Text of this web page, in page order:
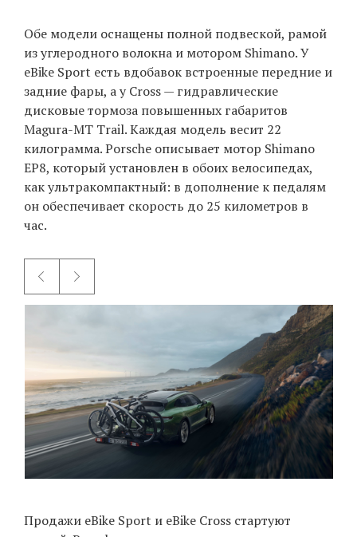
Обе модели оснащены полной подвеской, рамой
из углеродного волокна и мотором Shimano. У
eBike Sport есть вдобавок встроенные передние и
задние фары, а у Cross — гидравлические
дисковые тормоза повышенных габаритов
Magura-MT Trail. Каждая модель весит 22
килограмма. Porsche описывает мотор Shimano
EP8, который установлен в обоих велосипедах,
как ультракомпактный: в дополнение к педалям
он обеспечивает скорость до 25 километров в
час.
Продажи eBike Sport и eBike Cross стартуют